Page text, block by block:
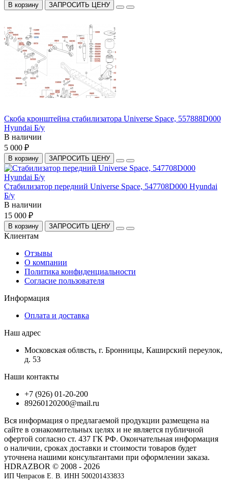
В корзину ЗАПРОСИТЬ ЦЕНУ
Скоба кронштейна стабилизатора Universe Space, 557888D000
Hyundai Б/у
В наличии
5 000 ₽
В корзину ЗАПРОСИТЬ ЦЕНУ
Стабилизатор передний Universe Space, 547708D000 Hyundai
Б/у
В наличии
15 000 ₽
В корзину ЗАПРОСИТЬ ЦЕНУ
Клиентам
Отзывы
О компании
Политика конфиденциальности
Согласие пользователя
Информация
Оплата и доставка
Наш адрес
Московская облвсть, г. Бронницы, Каширский переулок,
д. 53
Наши контакты
+7 (926) 01-20-200
89260120200@mail.ru
Вся информация о предлагаемой продукции размещена на
сайте в ознакомительных целях и не является публичной
офертой согласно ст. 437 ГК РФ. Окончательная информация
о наличии, сроках доставки и стоимости товаров будет
уточнена нашими консультантами при оформлении заказа.
HDRAZBOR © 2008 - 2026
ИП Чепрасов Е. В. ИНН 500201433833